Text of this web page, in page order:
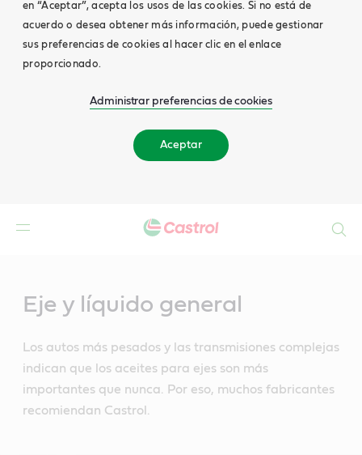
en “Aceptar”, acepta los usos de las cookies. Si no está de
acuerdo o desea obtener más información, puede gestionar
sus preferencias de cookies al hacer clic en el enlace
proporcionado.
Administrar preferencias de cookies
Aceptar
Eje y líquido general
Los autos más pesados y las transmisiones complejas
indican que los aceites para ejes son más
importantes que nunca. Por eso, muchos fabricantes
recomiendan Castrol.